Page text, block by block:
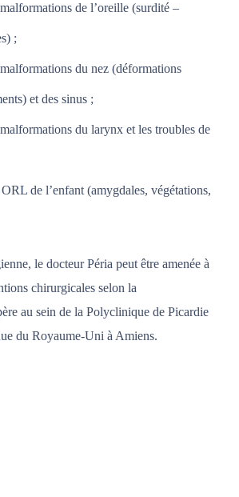
de l’oreille (surdité –
;
malformationsdu nez (déformations
et des sinus ;
malformationsdu larynx et les troubles de
de l’enfant (amygdales, végétations,
le docteur Péria peut être amenée à
chirurgicales selon la
au sein de la Polyclinique de Picardie
du Royaume-Uni à Amiens.